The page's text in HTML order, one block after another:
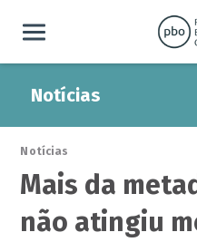
Notícias
Notícias
Mais da
não atingiu